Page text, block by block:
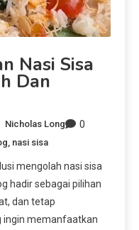
Nasi Sisa
Dan
Nicholas Long 0
nasi sisa
mengolah nasi sisa
hadir sebagai pilihan
dan tetap
ingin memanfaatkan